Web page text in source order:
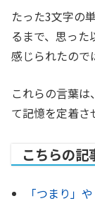
たった3文字の
るまで、思った
感じられたので
これらの言葉
て記憶を定着さ
こちらの記
「つまり」